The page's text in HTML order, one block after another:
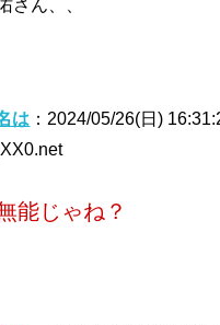
さん、、
は ：2024/05/26(日)
能じゃね？